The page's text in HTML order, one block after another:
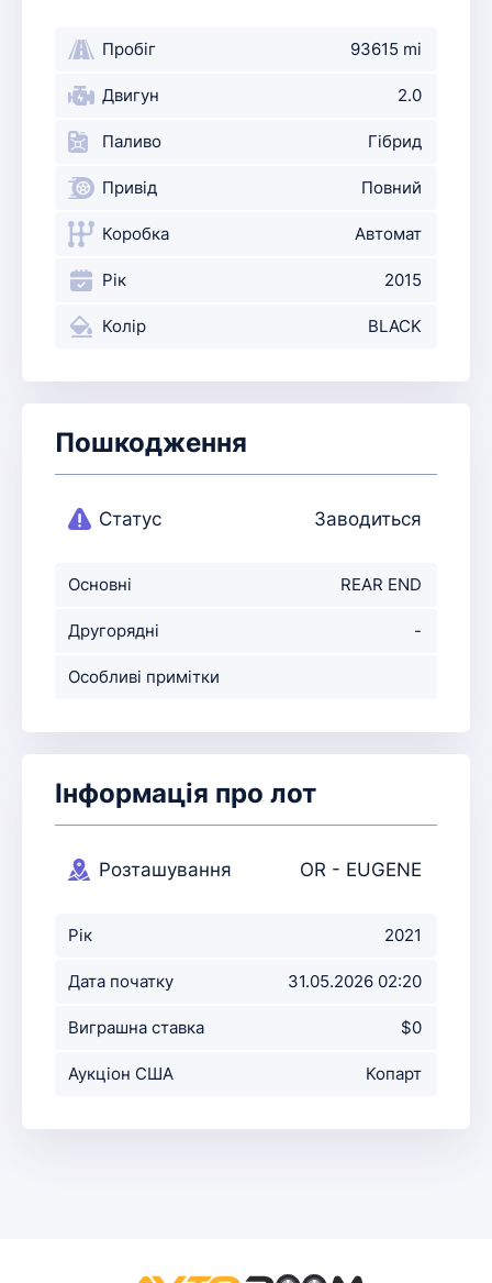
Пробіг 93615 mi
Двигун 2.0
Паливо Гібрид
Привід Повний
Коробка Автомат
Рік 2015
Колір BLACK
Пошкодження
Статус Заводиться
Основні
пошкодження
REAR END
Другорядні
пошкодження
-
Особливі примітки
Інформація про лот
Розташування
OR - EUGENE
Рік 2021
Дата початку
аукціону
31.05.2026 02:20
Виграшна ставка $0
Аукціон США Копарт